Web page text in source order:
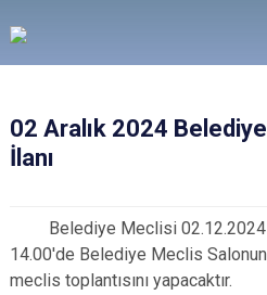
02 Aralık 2024
İlanı
Belediye Meclisi 02.12.2024
14.00'de Belediye Meclis
meclis toplantısını yapacaktır.